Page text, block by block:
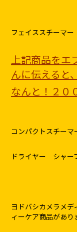
フェイススチーマ
上記商品を
んに伝えると、
なんと！２０
コンパクトスチー
ドライヤー シャ
ヨドバシカメラメ
ィーケア商品があり